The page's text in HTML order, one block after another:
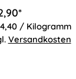
/ Kilogramm
Versandkosten